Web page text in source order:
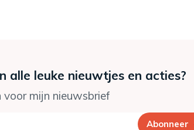
alle leuke nieuwtjes en acties?
voor mijn nieuwsbrief
Abonneer